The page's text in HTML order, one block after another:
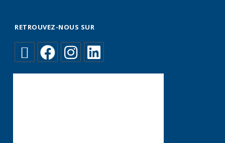
RETROUVEZ-NOUS SUR